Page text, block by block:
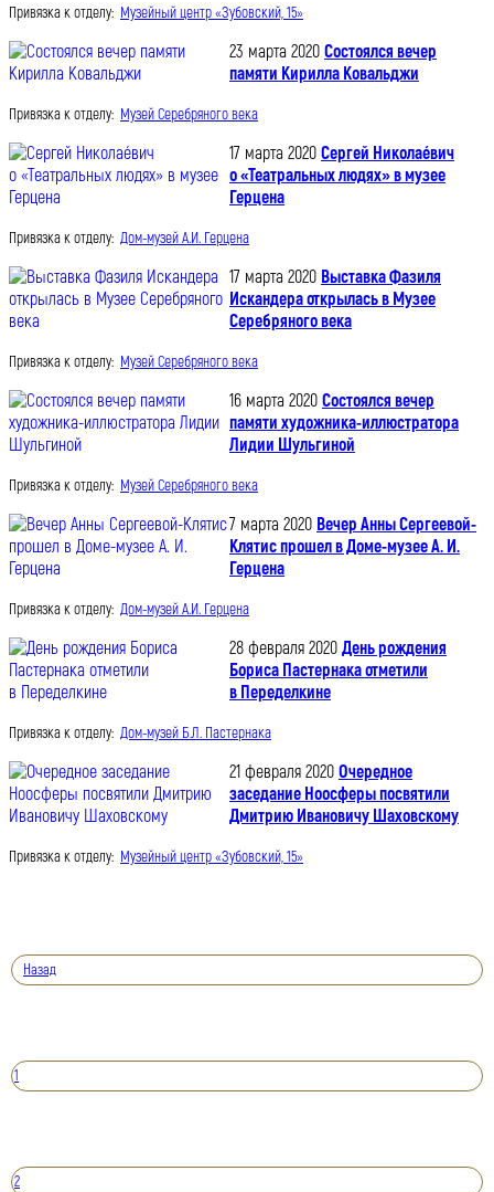
Привязка к отделу: Музейный центр «Зубовский, 15»
23 марта 2020 Состоялся вечер
памяти Кирилла Ковальджи
Привязка к отделу: Музей Серебряного века
17 марта 2020 Сергей Николаéвич
о «Театральных людях» в музее
Герцена
Привязка к отделу: Дом-музей А.И. Герцена
17 марта 2020 Выставка Фазиля
Искандера открылась в Музее
Серебряного века
Привязка к отделу: Музей Серебряного века
16 марта 2020 Состоялся вечер
памяти художника-иллюстратора
Лидии Шульгиной
Привязка к отделу: Музей Серебряного века
7 марта 2020 Вечер Анны Сергеевой-
Клятис прошел в Доме-музее А. И.
Герцена
Привязка к отделу: Дом-музей А.И. Герцена
28 февраля 2020 День рождения
Бориса Пастернака отметили
в Переделкине
Привязка к отделу: Дом-музей Б.Л. Пастернака
21 февраля 2020 Очередное
заседание Ноосферы посвятили
Дмитрию Ивановичу Шаховскому
Привязка к отделу: Музейный центр «Зубовский, 15»
Назад
1
2